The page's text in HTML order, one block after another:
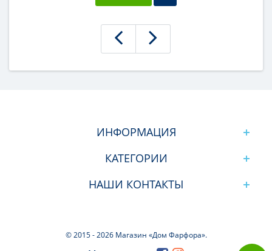
ИНФОРМАЦИЯ
КАТЕГОРИИ
НАШИ КОНТАКТЫ
© 2015 -2026 Магазин «Дом Фарфора».